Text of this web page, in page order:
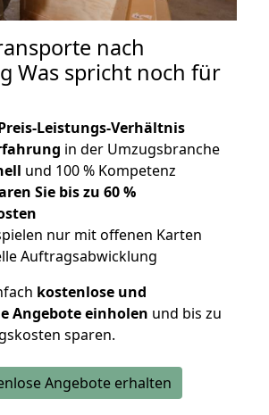
nach
Was spricht noch für
Leistungs-Verhältnis
in der Umzugsbranche
und 100 % Kompetenz
Sie bis zu 60 %
nur mit offenen Karten
Auftragsabwicklung
kostenlose und
Angebote einholen und bis zu
sparen.
Angebote erhalten